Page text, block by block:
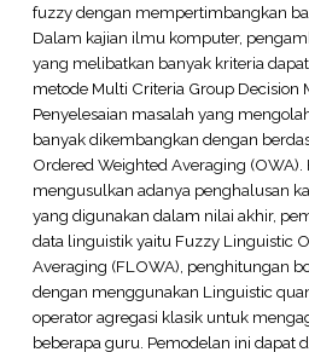
fuzzy dengan mempertimbangkan
Dalam kajian ilmu komputer,
yang melibatkan banyak kriteria
metode Multi Criteria Group Decision
Penyelesaian masalah yang
banyak dikembangkan dengan
Ordered Weighted Averaging (OWA).
mengusulkan adanya penghalusan
yang digunakan dalam nilai akhir,
data linguistik yaitu Fuzzy Linguistic
Averaging (FLOWA), penghitungan
dengan menggunakan Linguistic
operator agregasi klasik untuk
beberapa guru. Pemodelan ini dapat